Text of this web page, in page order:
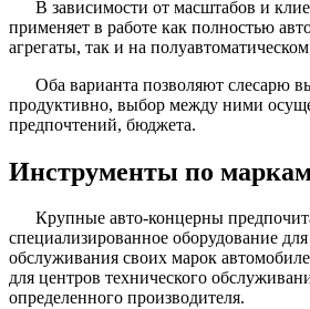
В зависимости от масштабов и
применяет в работе как полностью
агрегаты, так и на
Оба варианта позволяют слесарю
продуктивно, выбор между ними
предпочтений, бюджета.
Инструменты по
Крупные авто-концерны
специализированное оборудование
обслуживания своих марок
для центров технического
определенного производителя.